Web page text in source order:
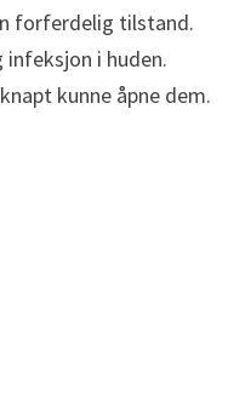
forferdelig tilstand.
infeksjon i huden.
kunne åpne dem.